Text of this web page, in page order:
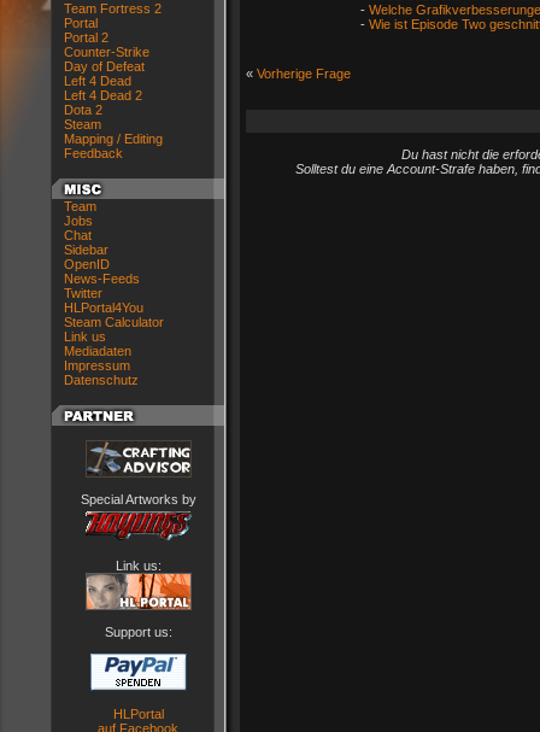
Team Fortress 2
Portal
Portal 2
Counter-Strike
Day of Defeat
Left 4 Dead
Left 4 Dead 2
Dota 2
Steam
Mapping / Editing
Feedback
Team
Jobs
Chat
Sidebar
OpenID
News-Feeds
Twitter
HLPortal4You
Steam Calculator
Link us
Mediadaten
Impressum
Datenschutz
Special Artworks by
Link us:
Support us:
HLPortal
auf Facebook
- Welche
- Wie ist Episode Two
« Vorherige Frage
Du hast nicht die
Solltest du eine Account-Strafe haben,